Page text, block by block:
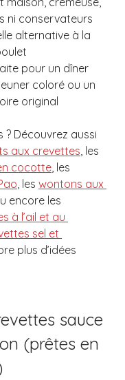
ni conservateurs
alternative à la
pour un dîner
coloré ou un
original
? Découvrez aussi
aux crevettes, les
cocotte, les
, les wontons aux
encore les
à l’ail et au
sel et
plus d’idées
sauce
(prêtes en